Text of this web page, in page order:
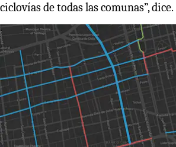
ciclovías de todas las comunas”, dice.